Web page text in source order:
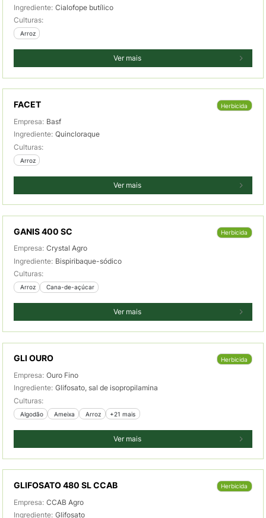
Ingrediente: Cialofope butílico
Culturas:
Arroz
Ver mais
FACET Herbicida
Empresa: Basf
Ingrediente: Quincloraque
Culturas:
Arroz
Ver mais
GANIS 400 SC Herbicida
Empresa: Crystal Agro
Ingrediente: Bispiribaque-sódico
Culturas:
Arroz Cana-de-açúcar
Ver mais
GLI OURO Herbicida
Empresa: Ouro Fino
Ingrediente: Glifosato, sal de isopropilamina
Culturas:
Algodão Ameixa Arroz +21 mais
Ver mais
GLIFOSATO 480 SL CCAB Herbicida
Empresa: CCAB Agro
Ingrediente: Glifosato